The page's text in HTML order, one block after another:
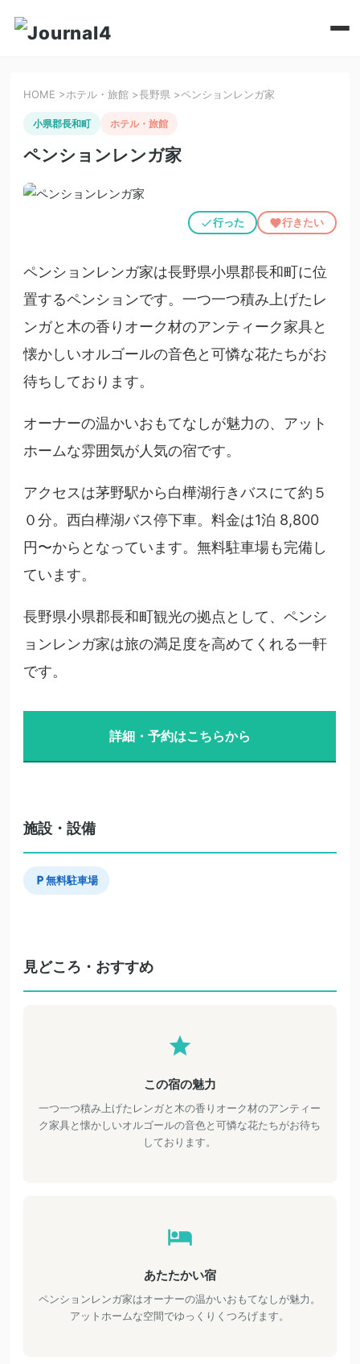
HOME >ホテル・旅館 >長野県 >ペンションレンガ家
小県郡長和町 ホテル・旅館
ペンションレンガ家
行った 行きたい
ペンションレンガ家は長野県小県郡長和町に位
置するペンションです。一つ一つ積み上げたレ
ンガと木の香りオーク材のアンティーク家具と
懐かしいオルゴールの音色と可憐な花たちがお
待ちしております。
オーナーの温かいおもてなしが魅力の、アット
ホームな雰囲気が人気の宿です。
アクセスは茅野駅から白樺湖行きバスにて約５
０分。西白樺湖バス停下車。料金は1泊 8,800
円〜からとなっています。無料駐車場も完備し
ています。
長野県小県郡長和町観光の拠点として、ペンシ
ョンレンガ家は旅の満足度を高めてくれる一軒
です。
詳細・予約はこちらから
施設・設備
無料駐車場
見どころ・おすすめ
この宿の魅力
一つ一つ積み上げたレンガと木の香りオーク材のアンティー
ク家具と懐かしいオルゴールの音色と可憐な花たちがお待ち
しております。
あたたかい宿
ペンションレンガ家はオーナーの温かいおもてなしが魅力。
アットホームな空間でゆっくりくつろげます。